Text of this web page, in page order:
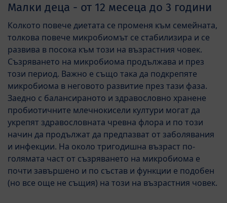
Малки деца - от 12 месеца до 3 години
Колкото повече диетата се променя към семейната,
толкова повече микробиомът се стабилизира и се
развива в посока към този на възрастния човек.
Съзряването на микробиома продължава и през
този период. Важно е също така да подкрепяте
микробиома в неговото развитие през тази фаза.
Заедно с балансираното и здравословно хранене
пробиотичните млечнокисели култури могат да
укрепят здравословната чревна флора и по този
начин да продължат да предпазват от заболявания
и инфекции. На около тригодишна възраст по-
голямата част от съзряването на микробиома е
почти завършено и по състав и функции е подобен
(но все още не същия) на този на възрастния човек.